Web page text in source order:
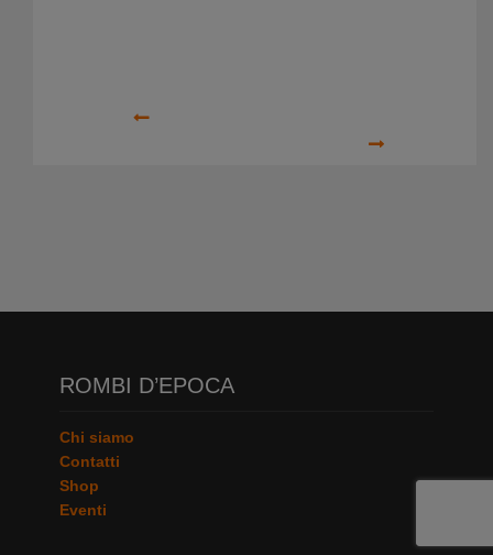
ROMBI D’EPOCA
Chi siamo
Contatti
Shop
Eventi